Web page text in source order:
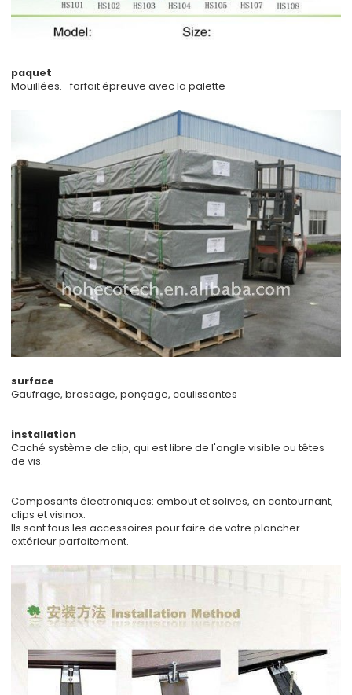
paquet
Mouillées.- forfait épreuve avec la palette
surface
Gaufrage, brossage, ponçage, coulissantes
installation
Caché système de clip, qui est libre de l'ongle visible ou têtes
de vis.
Composants électroniques: embout et solives, en contournant,
clips et visinox.
Ils sont tous les accessoires pour faire de votre plancher
extérieur parfaitement.